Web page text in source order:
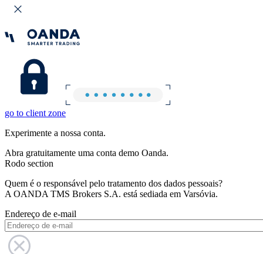
go to client zone
Experimente a nossa conta.
Abra gratuitamente uma conta demo Oanda.
Rodo section
Quem é o responsável pelo tratamento dos dados pessoais?
A OANDA TMS Brokers S.A. está sediada em Varsóvia.
Endereço de e-mail